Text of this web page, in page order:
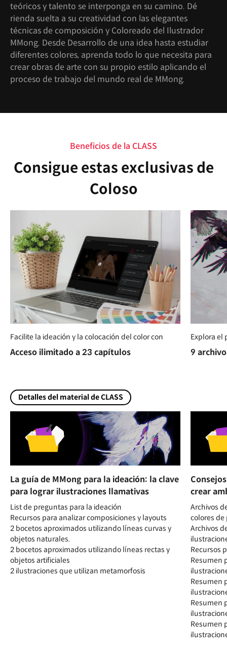
teóricos y talento se interponga en su camino. Dé
rienda suelta a su creatividad con las elegantes
técnicas de composición y Coloreado del Ilustrador
MMong. Desde Desarrollo de una idea hasta estudiar
diferentes colores, aprenda todo lo que necesita para
crear obras de arte con su propio estilo aplicando el
proceso de trabajo del mundo real de MMong.
Beneficios de la CLASS
Consigue estas exclusivas de
Coloso
Facilite la ideación y la colocación del color con
Acceso ilimitado a 23 capítulos
Explora el
9
Detalles del material de CLASS
La guía de MMong para la ideación: la clave
para lograr ilustraciones llamativas
List de preguntas para la ideación
Recursos para analizar composiciones y layouts
2 bocetos aproximados utilizando líneas curvas y
objetos naturales.
2 bocetos aproximados utilizando líneas rectas y
objetos artificiales
2 ilustraciones que utilizan metamorfosis
crear
Archivos
colores de
Archivos
Recursos
Resumen
Resumen
Resumen
Resumen